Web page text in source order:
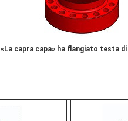
«La capra capa» ha flangiato testa